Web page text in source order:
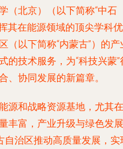
（北京）（以下简称“中石
其在能源领域的顶尖学科优
（以下简称“内蒙古”）的产
的技术服务，为“科技兴蒙”
、协同发展的新篇章。
源和战略资源基地，尤其在
丰富，产业升级与绿色发展
自治区推动高质量发展，实